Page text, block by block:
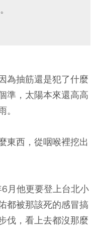
為抽筋還是犯了什麼
準，太陽本來還高高
東西，從咽喉裡挖出
月他更要登上台北小
都被那該死的感冒搞
伐，看上去都沒那麼